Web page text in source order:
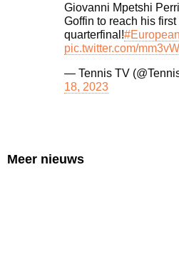
Giovanni Mpetshi
Goffin to reach his first
quarterfinal!
pic.twitter.com/
— Tennis TV
18, 2023
Meer nieuws